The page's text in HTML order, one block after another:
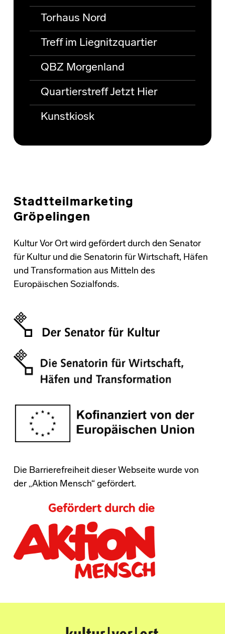
Torhaus Nord
Treff im Liegnitzquartier
QBZ Morgenland
Quartierstreff Jetzt Hier
Kunstkiosk
Stadtteilmarketing
Gröpelingen
Kultur Vor Ort wird gefördert durch den Senator
für Kultur und die Senatorin für Wirtschaft, Häfen
und Transformation aus Mitteln des
Europäischen Sozialfonds.
Die Barrierefreiheit dieser Webseite wurde von
der „Aktion Mensch“ gefördert.